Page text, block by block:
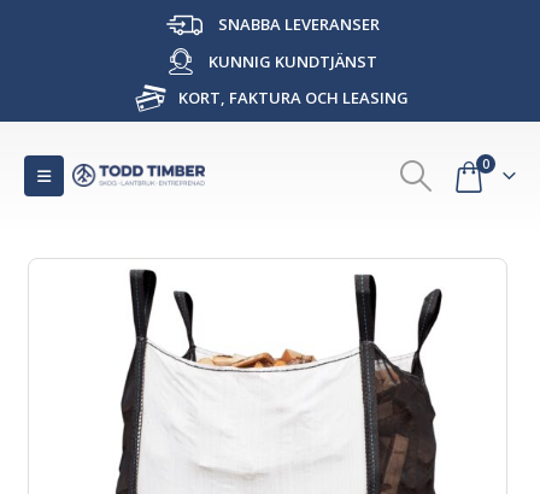
SNABBA LEVERANSER
KUNNIG KUNDTJÄNST
KORT, FAKTURA OCH LEASING
0